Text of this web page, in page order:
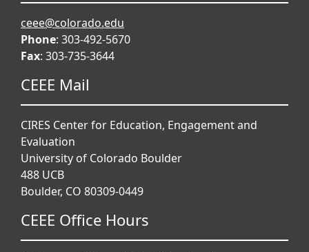
ceee@colorado.edu
Phone: 303-492-5670
Fax: 303-735-3644
CEEE Mail
CIRES Center for Education, Engagement and
Evaluation
University of Colorado Boulder
488 UCB
Boulder, CO 80309-0449
CEEE Office Hours